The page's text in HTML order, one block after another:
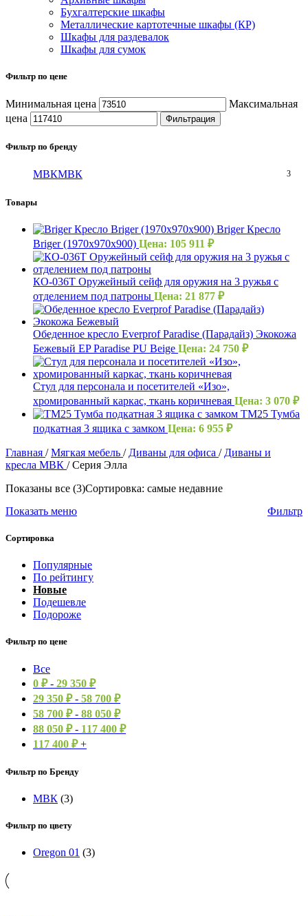
Бухгалтерские шкафы
Металлические картотечные шкафы (КР)
Шкафы для раздевалок
Шкафы для сумок
Фильтр по цене
Минимальная цена
Максимальная
цена
Фильтрация
Фильтр по бренду
МВКМВК 3
Товары
Briger Кресло
Briger (1970х970х900) Цена: 105 911 ₽
КО-036Т Оружейный сейф для оружия на 3 ружья с
отделением под патроны Цена: 21 877 ₽
Обеденное кресло Everprof Paradise (Парадайз) Экокожа
Бежевый EP Paradise PU Beige Цена: 24 750 ₽
Стул для персонала и посетителей «Изо»,
хромированный каркас, ткань коричневая Цена: 3 070 ₽
ТМ25 Тумба
подкатная 3 ящика с замком Цена: 6 955 ₽
Главная / Мягкая мебель / Диваны для офиса / Диваны и
кресла МВК / Серия Элла
Показаны все (3)Сортировка: самые недавние
Показать меню
Фильтр
Сортировка
Популярные
По рейтингу
Новые
Подешевле
Подороже
Фильтр по цене
Все
0 ₽- 29 350 ₽
29 350 ₽- 58 700 ₽
58 700 ₽- 88 050 ₽
88 050 ₽- 117 400 ₽
117 400 ₽+
Фильтр по Бренду
МВК (3)
Фильтр по цвету
Oregon 01 (3)